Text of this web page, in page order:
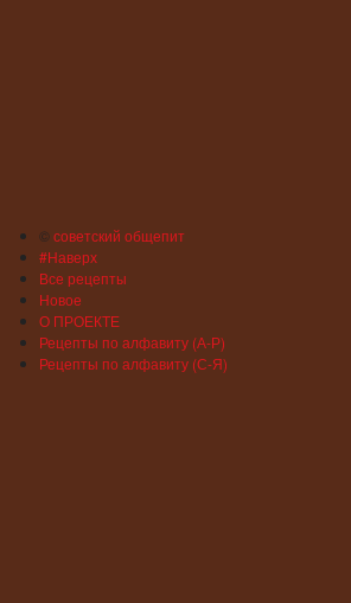
©советский общепит
#Наверх
Все рецепты
Новое
О ПРОЕКТЕ
Рецепты по алфавиту (А-Р)
Рецепты по алфавиту (С-Я)